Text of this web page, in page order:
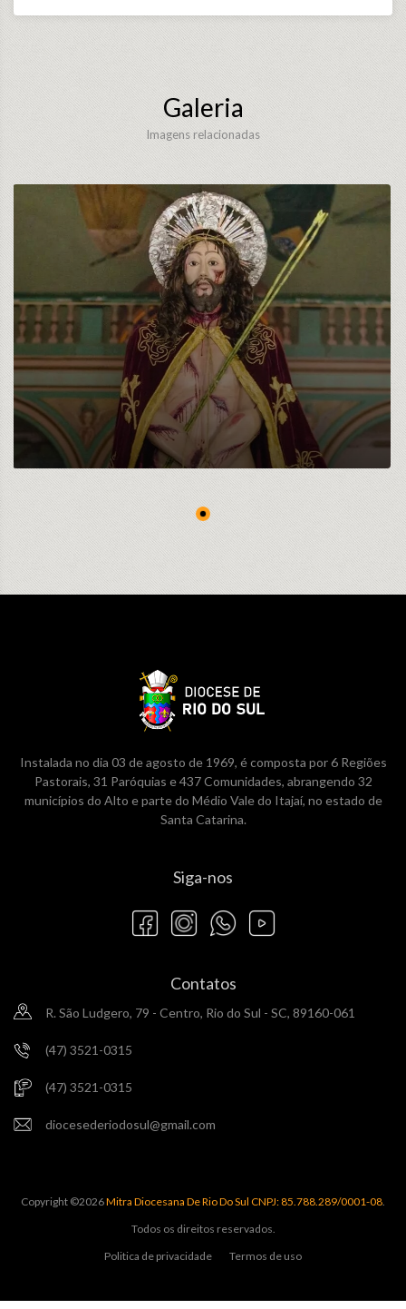
Galeria
Imagens relacionadas
Instalada no dia 03 de agosto de 1969, é composta por 6 Regiões
Pastorais, 31 Paróquias e 437 Comunidades, abrangendo 32
municípios do Alto e parte do Médio Vale do Itajaí, no estado de
Santa Catarina.
Siga-nos
Contatos
R. São Ludgero, 79 - Centro, Rio do Sul - SC, 89160-061
(47) 3521-0315
(47) 3521-0315
diocesederiodosul@gmail.com
Copyright ©2026Mitra Diocesana De Rio Do Sul CNPJ: 85.788.289/0001-08.
Todos os direitos reservados.
Politica de privacidade
Termos de uso